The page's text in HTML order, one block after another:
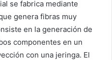
se fabrica mediante
genera fibras muy
en la generación de
componentes en un
con una jeringa. El